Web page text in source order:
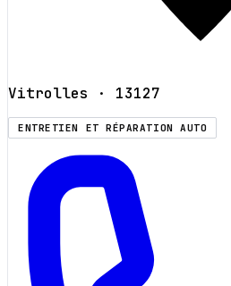
Vitrolles · 13127
ENTRETIEN ET RÉPARATION AUTO